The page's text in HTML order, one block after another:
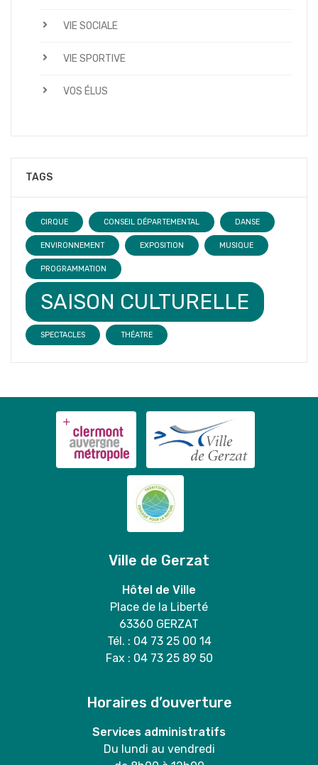
VIE SOCIALE
VIE SPORTIVE
VOS ÉLUS
TAGS
CIRQUE CONSEIL DÉPARTEMENTAL DANSE
ENVIRONNEMENT EXPOSITION MUSIQUE
PROGRAMMATION
SAISON CULTURELLE
SPECTACLES THÉATRE
Ville de Gerzat
Hôtel de Ville
Place de la Liberté
63360 GERZAT
Tél. : 04 73 25 00 14
Fax : 04 73 25 89 50
Horaires d’ouverture
Services administratifs
Du lundi au vendredi